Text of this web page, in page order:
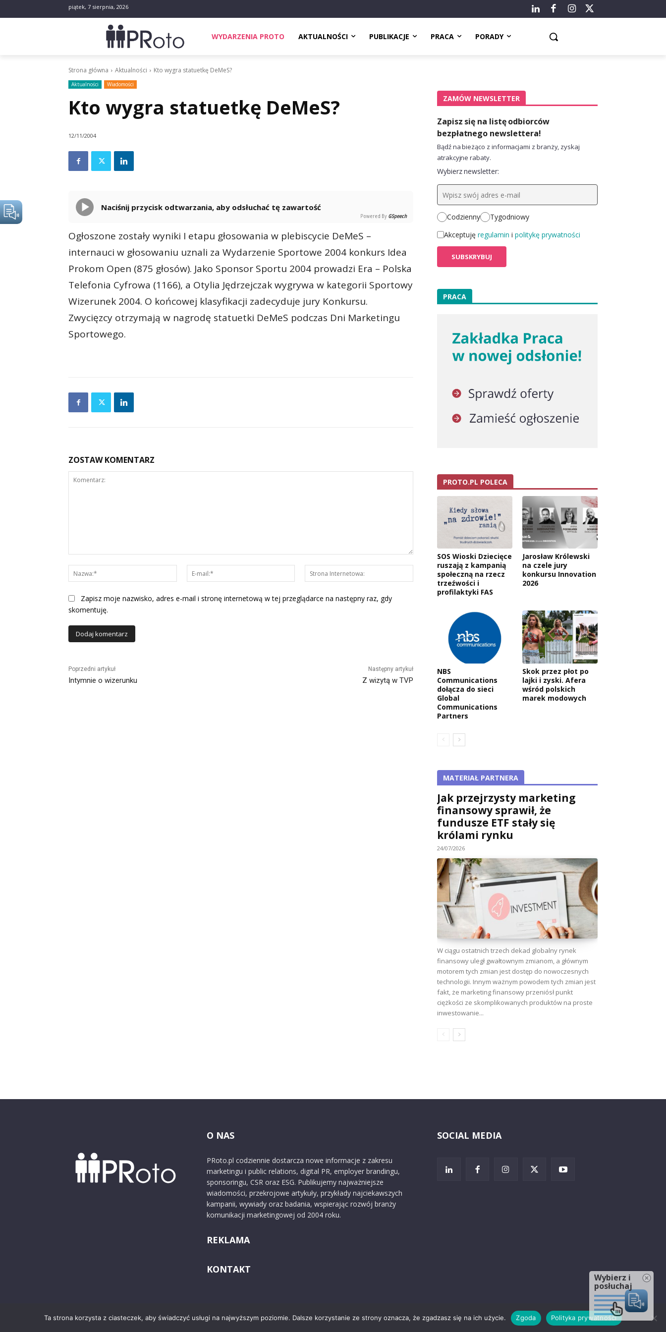
piątek, 7 sierpnia, 2026
WYDARZENIA PROTO AKTUALNOŚCI PUBLIKACJE PRACA PORADY
Strona główna Aktualności Kto wygra statuetkę DeMeS?
Aktualności Wiadomości
Kto wygra statuetkę DeMeS?
12/11/2004
Naciśnij przycisk odtwarzania, aby odsłuchać tę zawartość
Powered By GSpeech
Ogłoszone zostały wyniki I etapu głosowania w plebiscycie DeMeS –
internauci w głosowaniu uznali za Wydarzenie Sportowe 2004 konkurs Idea
Prokom Open (875 głosów). Jako Sponsor Sportu 2004 prowadzi Era – Polska
Telefonia Cyfrowa (1166), a Otylia Jędrzejczak wygrywa w kategorii Sportowy
Wizerunek 2004. O końcowej klasyfikacji zadecyduje jury Konkursu.
Zwycięzcy otrzymają w nagrodę statuetki DeMeS podczas Dni Marketingu
Sportowego.
ZOSTAW KOMENTARZ
Nazwa:*
mail:*
Internetowa:
Zapisz moje nazwisko, adres e-mail i stronę internetową w tej przeglądarce na następny raz, gdy
skomentuję.
Poprzedni artykuł
Intymnie o wizerunku
Następny artykuł
Z wizytą w TVP
ZAMÓW NEWSLETTER
Zapisz się na listę odbiorców
bezpłatnego newslettera!
Bądź na bieżąco z informacjami z branży, zyskaj
atrakcyjne rabaty.
Wybierz newsletter:
Codzienny
Tygodniowy
Akceptuję regulamin i politykę prywatności
PRACA
PROTO.PL POLECA
SOS Wioski Dziecięce
ruszają z kampanią
społeczną na rzecz
trzeźwości i
profilaktyki FAS
Jarosław Królewski
na czele jury
konkursu Innovation
2026
NBS
Communications
dołącza do sieci
Global
Communications
Partners
Skok przez płot po
lajki i zyski. Afera
wśród polskich
marek modowych
MATERIAŁ PARTNERA
Jak przejrzysty marketing
finansowy sprawił, że
fundusze ETF stały się
królami rynku
24/07/2026
W ciągu ostatnich trzech dekad globalny rynek
finansowy uległ gwałtownym zmianom, a głównym
motorem tych zmian jest dostęp do nowoczesnych
technologii. Innym ważnym powodem tych zmian jest
fakt, że marketing finansowy przeniósł punkt
ciężkości ze skomplikowanych produktów na proste
inwestowanie...
O NAS
PRoto.pl codziennie dostarcza nowe informacje z zakresu
marketingu i public relations, digital PR, employer brandingu,
sponsoringu, CSR oraz ESG. Publikujemy najważniejsze
wiadomości, przekrojowe artykuły, przykłady najciekawszych
kampanii, wywiady oraz badania, wspierając rozwój branży
komunikacji marketingowej od 2004 roku.
REKLAMA
KONTAKT
SOCIAL MEDIA
© 2024 PRoto.pl O nas Reklama Zastrzeżenia prawne
Ta strona korzysta z ciasteczek, aby świadczyć usługi na najwyższym poziomie. Dalsze korzystanie ze strony oznacza, że zgadzasz się na ich użycie. Zgoda Polityka prywatności
Wybierz i
posłuchaj